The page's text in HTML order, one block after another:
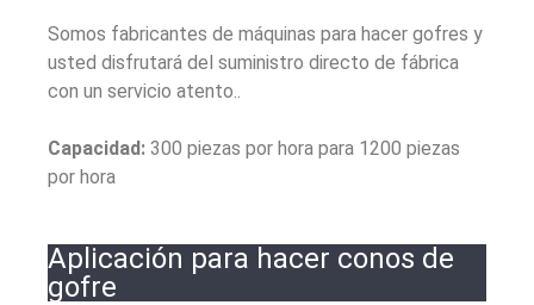
Somos fabricantes de máquinas para hacer gofres y
usted disfrutará del suministro directo de fábrica
con un servicio atento..
Capacidad: 300 piezas por hora para 1200 piezas
por hora
Aplicación para hacer conos de
gofre